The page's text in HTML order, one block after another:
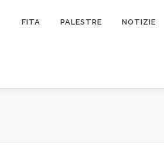
FITA PALESTRE NOTIZIE